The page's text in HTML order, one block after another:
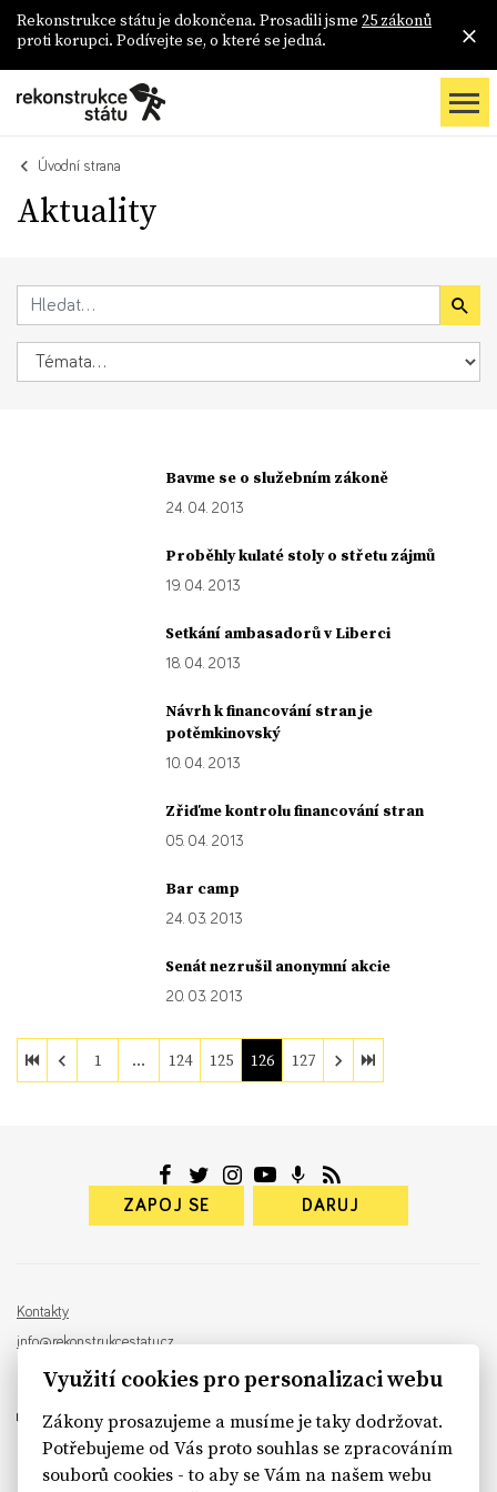
Rekonstrukce státu je dokončena. Prosadili jsme 25 zákonů
proti korupci. Podívejte se, o které se jedná.
Úvodní strana
Aktuality
Bavme se o služebním zákoně
24. 04. 2013
Proběhly kulaté stoly o střetu zájmů
19. 04. 2013
Setkání ambasadorů v Liberci
18. 04. 2013
Návrh k financování stran je
potěmkinovský
10. 04. 2013
Zřiďme kontrolu financování stran
05. 04. 2013
Bar camp
24. 03. 2013
Senát nezrušil anonymní akcie
20. 03. 2013
1 … 124 125 126 127
ZAPOJ SE DARUJ
Kontakty
info@rekonstrukcestatu.cz
Návrh a vývoj: Sinfin , ilustrace:
sinfin.digital
Využití cookies pro personalizaci webu
Zákony prosazujeme a musíme je taky dodržovat.
Potřebujeme od Vás proto souhlas se zpracováním
souborů cookies - to aby se Vám na našem webu